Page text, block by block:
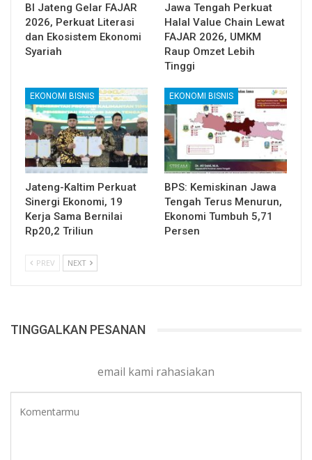
BI Jateng Gelar FAJAR
2026, Perkuat Literasi
dan Ekosistem Ekonomi
Syariah
Jawa Tengah Perkuat
Halal Value Chain Lewat
FAJAR 2026, UMKM
Raup Omzet Lebih
Tinggi
EKONOMI BISNIS
Jateng-Kaltim Perkuat
Sinergi Ekonomi, 19
Kerja Sama Bernilai
Rp20,2 Triliun
EKONOMI BISNIS
BPS: Kemiskinan Jawa
Tengah Terus Menurun,
Ekonomi Tumbuh 5,71
Persen
PREV NEXT
TINGGALKAN PESANAN
email kami rahasiakan